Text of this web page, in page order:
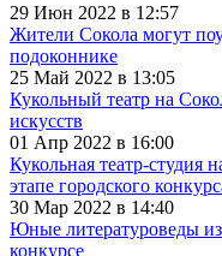
29 Июн 2022 в 12:57
Жители Сокола могут
подоконнике
25 Май 2022 в 13:05
Кукольный театр на
искусств
01 Апр 2022 в 16:00
Кукольная театр-студия
этапе городского
30 Мар 2022 в 14:40
Юные литературоведы
конкурсе